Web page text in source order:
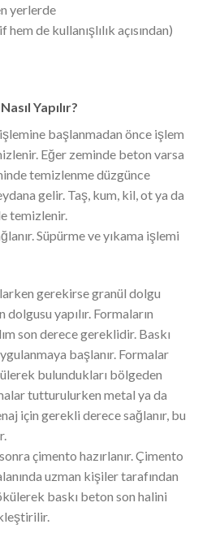
yerlerde
de kullanışlılık açısından)
Yapılır?
işlemine başlanmadan önce işlem
Eğer zeminde beton varsa
temizlenme düzgünce
gelir. Taş, kum, kil, ot ya da
temizlenir.
Süpürme ve yıkama işlemi
gerekirse granül dolgu
yapılır. Formaların
son derece gereklidir. Baskı
başlanır. Formalar
bulundukları bölgeden
tutturulurken metal ya da
için gerekli derece sağlanır, bu
çimento hazırlanır. Çimento
uzman kişiler tarafından
baskı beton son halini